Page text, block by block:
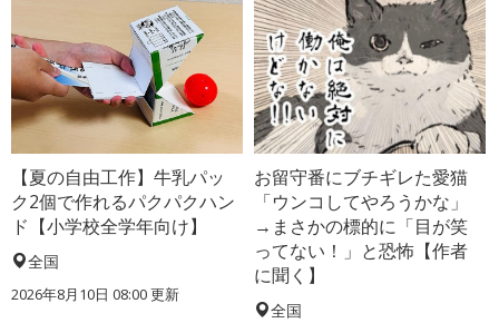
【夏の自由工作】牛乳パッ
ク2個で作れるパクパクハン
ド【小学校全学年向け】
全国
2026年8月10日 08:00更新
お留守番にブチギレた愛猫
「ウンコしてやろうかな」
→まさかの標的に「目が笑
ってない！」と恐怖【作者
に聞く】
全国